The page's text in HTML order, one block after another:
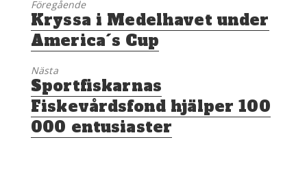
Föregående
Föregående
inlägg:
Kryssa i Medelhavet under
America´s Cup
Nästa
Nästa
inlägg:
Sportfiskarnas
Fiskevårdsfond hjälper 100
000 entusiaster